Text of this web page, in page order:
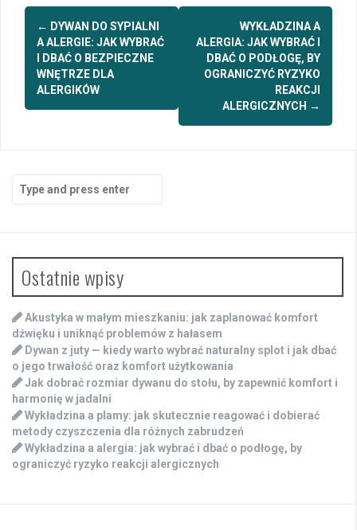
Post
navigation
← DYWAN DO SYPIALNI
A ALERGIE: JAK WYBRAĆ
I DBAĆ O BEZPIECZNE
WNĘTRZE DLA
ALERGIKÓW
WYKŁADZINA A
ALERGIA: JAK WYBRAĆ I
DBAĆ O PODŁOGĘ, BY
OGRANICZYĆ RYZYKO
REAKCJI
ALERGICZNYCH →
for:
Ostatnie wpisy
Akustyka w małym mieszkaniu: jak zaplanować komfort
dźwięku i uniknąć problemów z hałasem
Dywan z juty — kiedy warto wybrać naturalny splot i jak dbać
o jego trwałość oraz komfort użytkowania
Jak dobrać rozmiar dywanu do stołu, by zapewnić komfort i
harmonię w jadalni
Wykładzina a plamy: jak skutecznie reagować i dobierać
metody czyszczenia dla różnych zabrudzeń
Wykładzina a alergia: jak wybrać i dbać o podłogę, by
ograniczyć ryzyko reakcji alergicznych